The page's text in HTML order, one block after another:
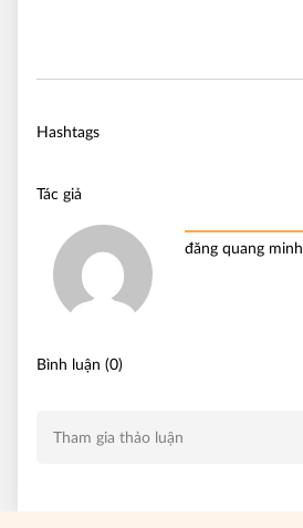
Hashtags
Tác giả
đăng quang minh
Bình luận (0)